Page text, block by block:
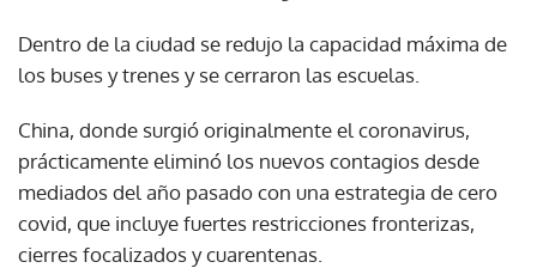
Dentro de la ciudad se redujo la capacidad máxima de
los buses y trenes y se cerraron las escuelas.
China, donde surgió originalmente el coronavirus,
prácticamente eliminó los nuevos contagios desde
mediados del año pasado con una estrategia de cero
covid, que incluye fuertes restricciones fronterizas,
cierres focalizados y cuarentenas.